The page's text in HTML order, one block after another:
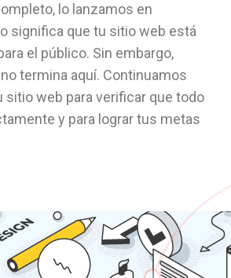
lo lanzamos en
significa que tu sitio web está
el público. Sin embargo,
termina aquí. Continuamos
sitio web para verificar que todo
y para lograr tus metas